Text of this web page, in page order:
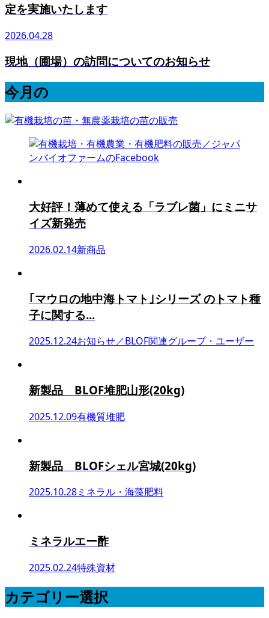
定を実施いたします
2026.04.28
現地（圃場）の訪問についてのお知らせ
今月の
大好評！薄めて使える「ラブレ菌」にミニサ
イズ新発売
2026.02.14新商品
｢マウロの地中海トマト｣シリーズ のトマト種
子に関する...
2025.12.24お知らせ／BLOF関連グループ・ユーザー
新製品 BLOF堆肥山形(20kg)
2025.12.09有機質堆肥
新製品 BLOFシェル宮城(20kg)
2025.10.28ミネラル・海藻肥料
ミネラルエー酢
2025.02.24特殊資材
カテゴリー選択